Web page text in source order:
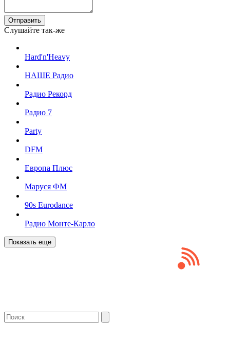
Отправить
Слушайте так-же
Hard'n'Heavy
НАШЕ Радио
Радио Рекорд
Радио 7
Party
DFM
Европа Плюс
Маруся ФМ
90s Eurodance
Радио Монте-Карло
Показать еще